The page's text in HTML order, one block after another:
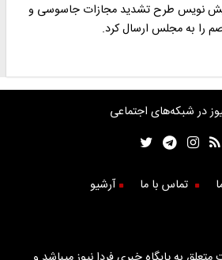
نویس طرح تشدید مجازات جاسوسی و
را به مجلس ارسال کرد.
در شبکه‌های اجتماعی
تماس با ما آرشیو